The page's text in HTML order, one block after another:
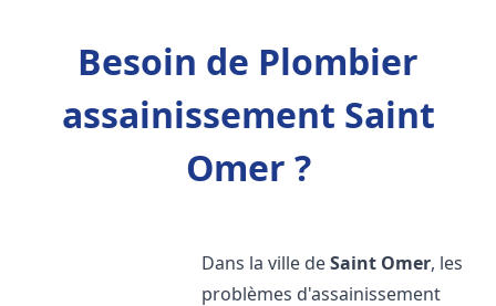
Besoin de Plombier
assainissement Saint
Omer ?
Dans la ville deSaint Omer, les
problèmes d'assainissement